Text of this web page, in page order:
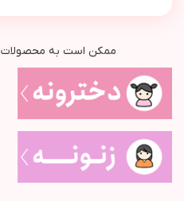
ممکن است به محصولات